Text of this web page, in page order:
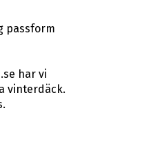
passform
har vi
vinterdäck.